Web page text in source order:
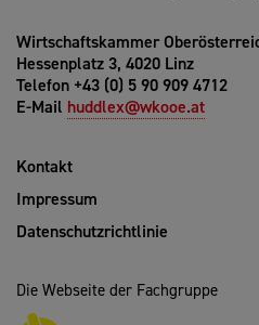
Wirtschaftskammer
Hessenplatz 3, 4020 Linz
Telefon +43 (0) 5 90 909 4712
E-Mail huddlex@wkooe.at
Kontakt
Impressum
Datenschutzrichtlinie
Die Webseite der Fachgruppe